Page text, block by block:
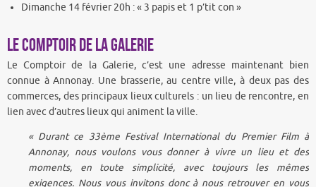
Dimanche 14 février 20h : « 3 papis et 1 p’tit con »
Le Comptoir de la Galerie
Le Comptoir de la Galerie, c’est une adresse maintenant bien
connue à Annonay. Une brasserie, au centre ville, à deux pas des
commerces, des principaux lieux culturels : un lieu de rencontre, en
lien avec d’autres lieux qui animent la ville.
« Durant ce 33ème Festival International du Premier Film à
Annonay, nous voulons vous donner à vivre un lieu et des
moments, en toute simplicité, avec toujours les mêmes
exigences. Nous vous invitons donc à nous retrouver en vous